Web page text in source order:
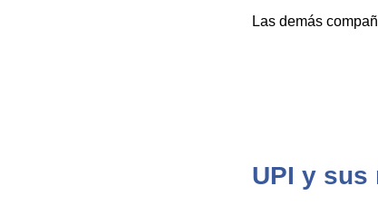
Las demás
UPI y sus